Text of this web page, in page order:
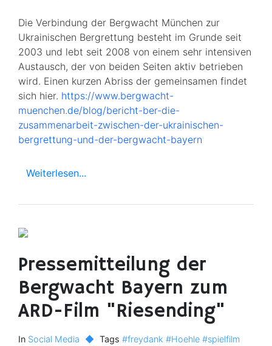
Die Verbindung der Bergwacht München zur
Ukrainischen Bergrettung besteht im Grunde seit
2003 und lebt seit 2008 von einem sehr intensiven
Austausch, der von beiden Seiten aktiv betrieben
wird. Einen kurzen Abriss der gemeinsamen findet
sich hier. https://www.bergwacht-
muenchen.de/blog/bericht-ber-die-
zusammenarbeit-zwischen-der-ukrainischen-
bergrettung-und-der-bergwacht-bayern
Weiterlesen...
Pressemitteilung der
Bergwacht Bayern zum
ARD-Film "Riesending"
In Social Media ◆ Tags #freydank #Hoehle #spielfilm